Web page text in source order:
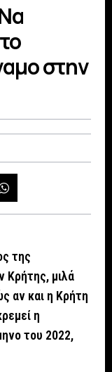
στην
της
Κρήτης, μιλά
αν και η Κρήτη
η
του 2022,